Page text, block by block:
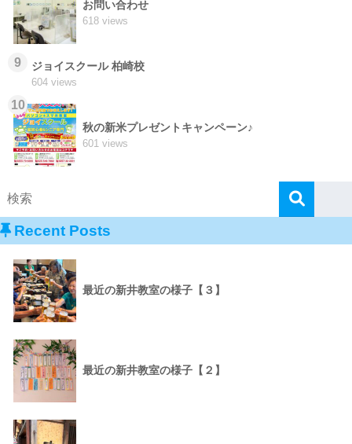
お問い合わせ
618 views
9 ジョイスクール 柏崎校
604 views
10
秋の新米プレゼントキャンペーン♪
601 views
Recent Posts
最近の新井教室の様子【３】
最近の新井教室の様子【２】